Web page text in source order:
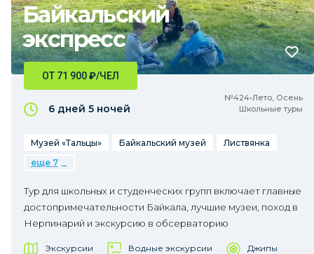
Байкальский
экспресс
№424•Лето, Осень
Школьные туры
ОТ 71 900₽/ЧЕЛ
6 дней 5 ночей
Музей «Тальцы» Байкальский музей
Листвянка
еще 7
Тур для школьных и студенческих групп включает главные
достопримечательности Байкала, лучшие музеи, поход в
Нерпинарий и экскурсию в обсерваторию
Экскурсии Водные экскурсии Джипы